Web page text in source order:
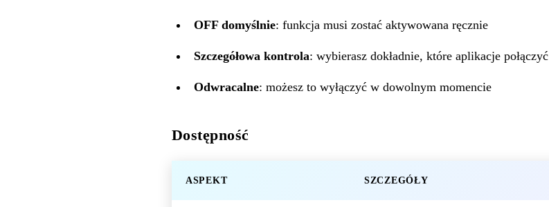
OFF domyślnie: funkcja musi zostać aktywowana ręcznie
Szczegółowa kontrola: wybierasz dokładnie, które aplikacje połączyć
Odwracalne: możesz to wyłączyć w dowolnym momencie
Dostępność
ASPEKT SZCZEGÓŁY